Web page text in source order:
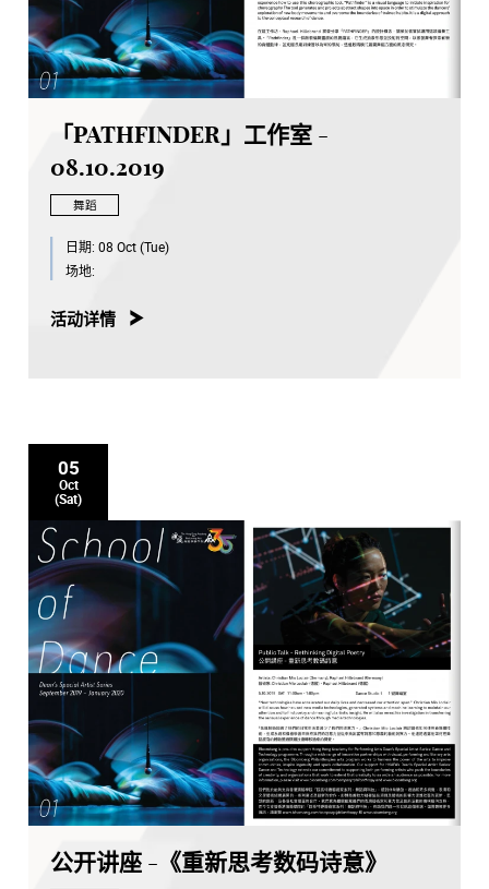
「PATHFINDER」工作室 -
08.10.2019
舞蹈
日期: 08 Oct (Tue)
场地:
活动详情
05
Oct
(Sat)
公开讲座 -《重新思考数码诗意》